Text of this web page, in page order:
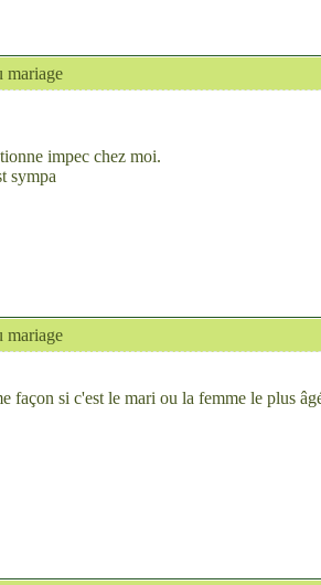
mariage
impec chez moi.
sympa
mariage
façon si c'est le mari ou la femme le plus